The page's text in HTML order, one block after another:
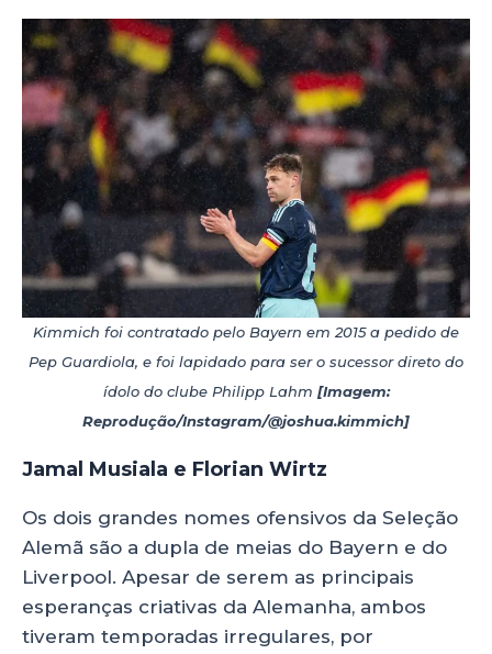
Kimmich foi contratado pelo Bayern em 2015 a pedido de
Pep Guardiola, e foi lapidado para ser o sucessor direto do
ídolo do clube Philipp Lahm [Imagem:
Reprodução/Instagram/@joshua.kimmich]
Jamal Musiala e Florian Wirtz
Os dois grandes nomes ofensivos da Seleção
Alemã são a dupla de meias do Bayern e do
Liverpool. Apesar de serem as principais
esperanças criativas da Alemanha, ambos
tiveram temporadas irregulares, por